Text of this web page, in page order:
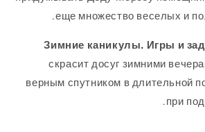
еще множество веселых и
скрасит досуг зимними
верным спутником в длительной
при